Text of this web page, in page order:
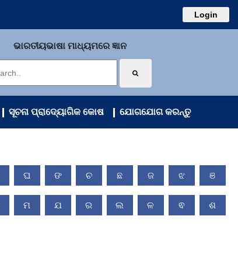
Login
ଭାରତୀୟଭାଷା ମାଧ୍ୟମରେ ଜ୍ଞାନ
ସୂଚନା ପ୍ରାଦ୍ୟୋଗିକ କୋଷ ଯୋଗଯୋଗ କରନ୍ତୁ
ଘ ଙ ଚ ଛ ଜ ଝ ଞ
ମ ଯ ର ଲ ଳ ଵ ଶ